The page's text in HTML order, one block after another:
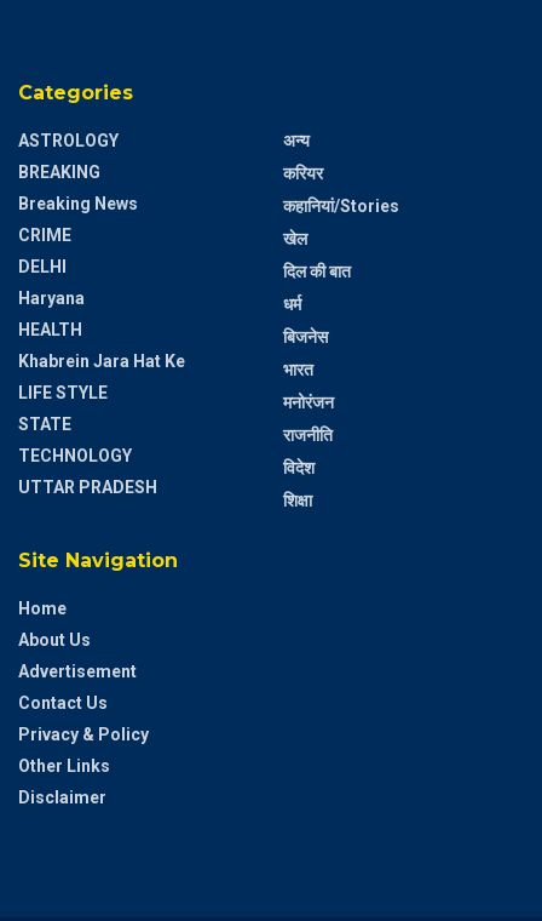
Categories
ASTROLOGY
BREAKING
Breaking News
CRIME
DELHI
Haryana
HEALTH
Khabrein Jara Hat Ke
LIFE STYLE
STATE
TECHNOLOGY
UTTAR PRADESH
अन्य
करियर
कहानियां/Stories
खेल
दिल की बात
धर्म
बिजनेस
भारत
मनोरंजन
राजनीति
विदेश
शिक्षा
Site Navigation
Home
About Us
Advertisement
Contact Us
Privacy & Policy
Other Links
Disclaimer